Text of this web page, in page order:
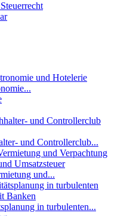
und Controllerclub...
und...
in turbulenten...